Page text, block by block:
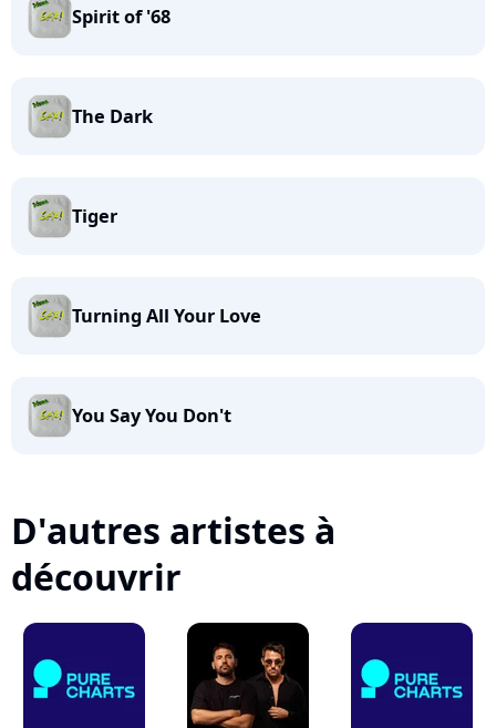
Spirit of '68
The Dark
Tiger
Turning All Your Love
You Say You Don't
D'autres artistes à
découvrir